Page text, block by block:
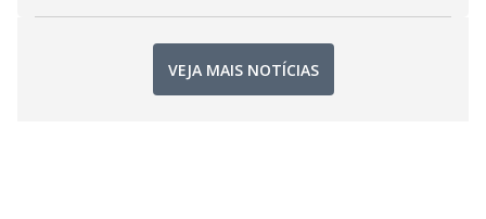
VEJA MAIS NOTÍCIAS